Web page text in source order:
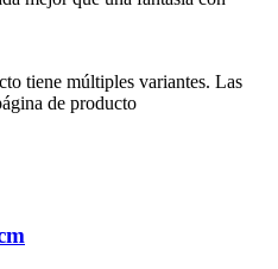
tiene múltiples variantes. Las
de producto